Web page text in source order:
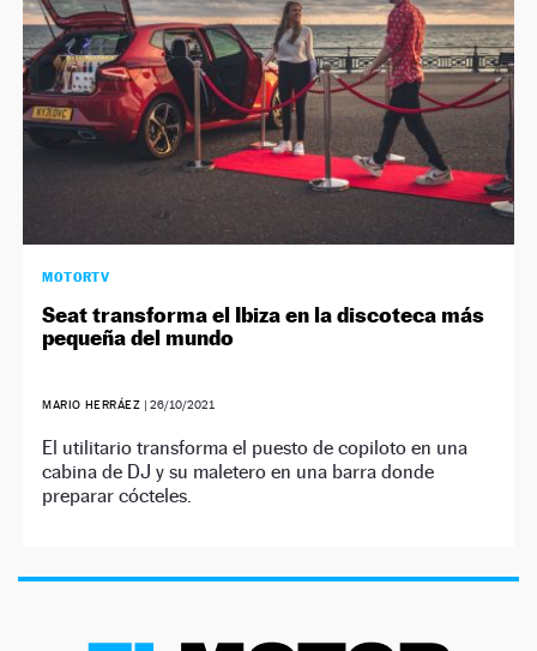
MOTORTV
Seat transforma el Ibiza en la discoteca más
pequeña del mundo
MARIO HERRÁEZ | 26/10/2021
El utilitario transforma el puesto de copiloto en una
cabina de DJ y su maletero en una barra donde
preparar cócteles.